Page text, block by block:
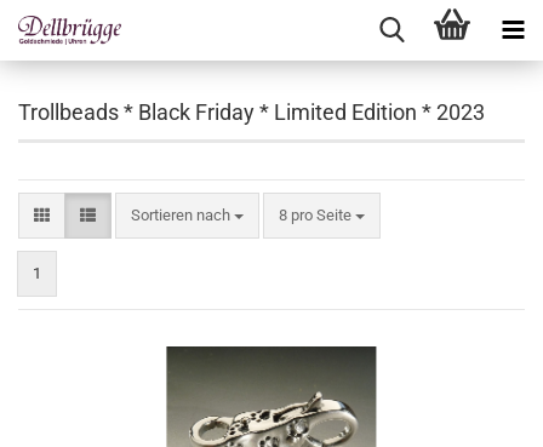
Trollbeads * Black Friday * Limited Edition * 2023
Sortieren nach
Sortieren nach 8 pro Seite
pro Seite
1